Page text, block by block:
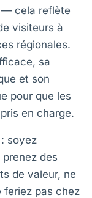
— cela reflète
visiteurs à
régionales.
sa
et son
pour que les
en charge.
soyez
des
de valeur, ne
feriez pas chez